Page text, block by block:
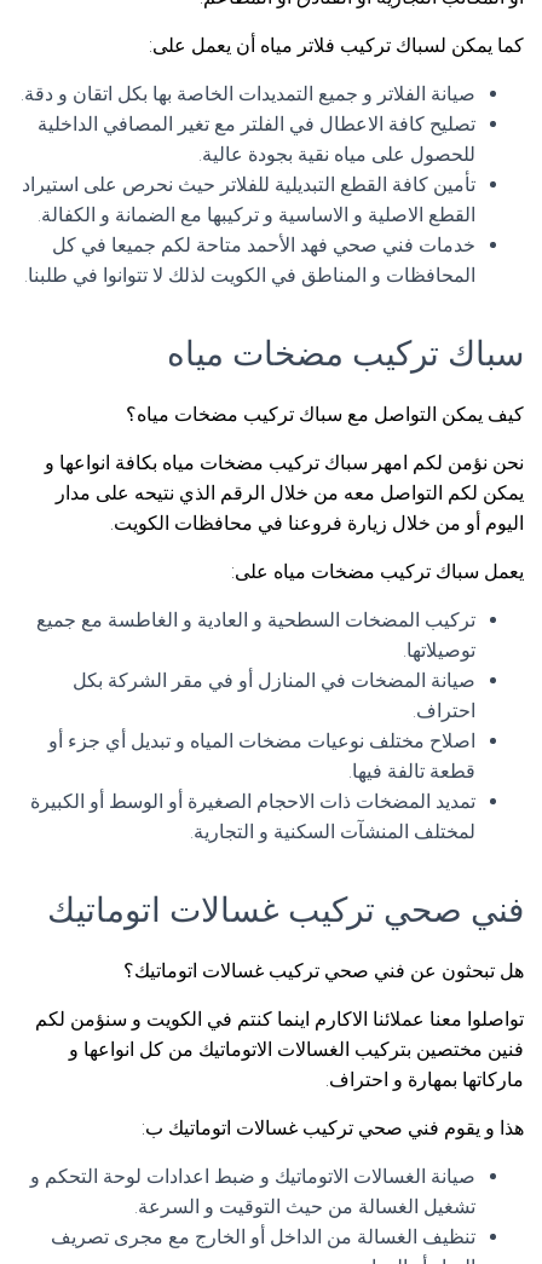
كما يمكن لسباك تركيب فلاتر مياه أن يعمل على:
صيانة الفلاتر و جميع التمديدات الخاصة بها بكل اتقان و دقة.
تصليح كافة الاعطال في الفلتر مع تغير المصافي الداخلية
للحصول على مياه نقية بجودة عالية.
تأمين كافة القطع التبديلية للفلاتر حيث نحرص على استيراد
القطع الاصلية و الاساسية و تركيبها مع الضمانة و الكفالة.
خدمات فني صحي فهد الأحمد متاحة لكم جميعا في كل
المحافظات و المناطق في الكويت لذلك لا تتوانوا في طلبنا.
سباك تركيب مضخات مياه
كيف يمكن التواصل مع سباك تركيب مضخات مياه؟
نحن نؤمن لكم امهر سباك تركيب مضخات مياه بكافة انواعها و
يمكن لكم التواصل معه من خلال الرقم الذي نتيحه على مدار
اليوم أو من خلال زيارة فروعنا في محافظات الكويت.
يعمل سباك تركيب مضخات مياه على:
تركيب المضخات السطحية و العادية و الغاطسة مع جميع
توصيلاتها.
صيانة المضخات في المنازل أو في مقر الشركة بكل
احتراف.
اصلاح مختلف نوعيات مضخات المياه و تبديل أي جزء أو
قطعة تالفة فيها.
تمديد المضخات ذات الاحجام الصغيرة أو الوسط أو الكبيرة
لمختلف المنشآت السكنية و التجارية.
فني صحي تركيب غسالات اتوماتيك
هل تبحثون عن فني صحي تركيب غسالات اتوماتيك؟
تواصلوا معنا عملائنا الاكارم اينما كنتم في الكويت و سنؤمن لكم
فنين مختصين بتركيب الغسالات الاتوماتيك من كل انواعها و
ماركاتها بمهارة و احتراف.
هذا و يقوم فني صحي تركيب غسالات اتوماتيك ب:
صيانة الغسالات الاتوماتيك و ضبط اعدادات لوحة التحكم و
تشغيل الغسالة من حيث التوقيت و السرعة.
تنظيف الغسالة من الداخل أو الخارج مع مجرى تصريف